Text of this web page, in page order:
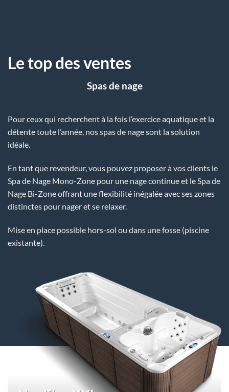
Le top des ventes
Spas de nage
Pour ceux qui recherchent à la fois l’exercice aquatique et la
détente toute l’année, nos spas de nage sont la solution
idéale.
En tant que revendeur, vous pouvez proposer à vos clients le
Spa de Nage Mono-Zone pour une nage continue et le Spa de
Nage Bi-Zone offrant une flexibilité inégalée avec ses zones
distinctes pour nager et se relaxer.
Mise en place possible hors-sol ou dans une fosse (piscine
existante).